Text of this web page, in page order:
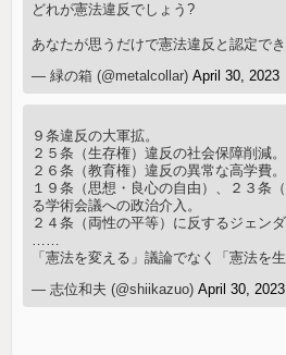
どれが憲法違反でしょう?
あなたが思うだけで憲法違反と認定で
— 緑の箱 (@metalcollar)April 30, 2023
９条違反の大軍拡。
２５条（生存権）違反の社会保障削減。
２６条（教育権）違反の異常な高学費。
１９条（思想・良心の自由）、２３条
る学術会議への政治介入。
２４条（両性の平等）に反するジェンダ
……
「憲法を変える」議論でなく「憲法を
— 志位和夫 (@shiikazuo)April 30, 2023